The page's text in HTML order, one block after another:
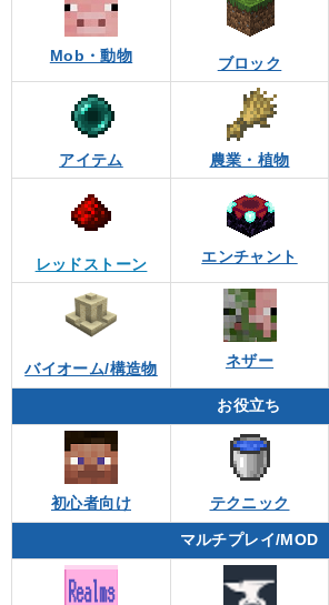
Mob・動物 ブロック
アイテム 農業・植物
レッドストーン エンチャント
バイオーム/構造物 ネザー
お役立ち
初心者向け テクニック
マルチプレイ/MOD